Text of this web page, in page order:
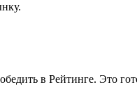
в Рейтинге. Это